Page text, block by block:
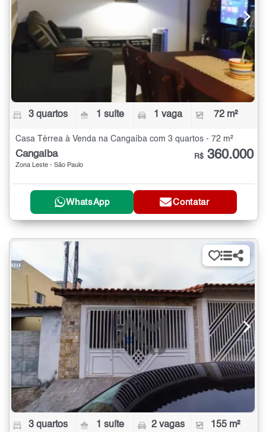
3 quartos 1 suíte 1 vaga 72 m²
Casa Térrea à Venda na Cangaíba com 3 quartos - 72 m²
Cangaíba
Zona Leste - São Paulo
R$ 360.000
WhatsApp Contatar
3 quartos 1 suíte 2 vagas 155 m²